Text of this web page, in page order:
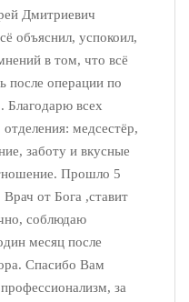
Дмитриевич
объяснил, успокоил,
в том, что всё
после операции по
Благодарю всех
медсестёр,
заботу и вкусные
Прошло 5
от Бога ,ставит
соблюдаю
месяц после
Спасибо Вам
за